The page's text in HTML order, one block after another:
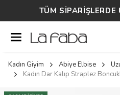
TÜM SİPARİŞLERDE
Kadın Giyim Abiye Elbise
Kadın Dar Kalıp Straplez